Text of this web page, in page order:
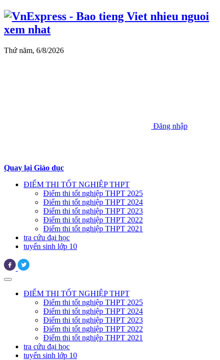
Thứ năm, 6/8/2026
Đăng nhập
Quay lại Giáo dục
ĐIỂM THI TỐT NGHIỆP THPT
Điểm thi tốt nghiệp THPT 2025
Điểm thi tốt nghiệp THPT 2024
Điểm thi tốt nghiệp THPT 2023
Điểm thi tốt nghiệp THPT 2022
Điểm thi tốt nghiệp THPT 2021
tra cứu đại học
tuyển sinh lớp 10
ĐIỂM THI TỐT NGHIỆP THPT
Điểm thi tốt nghiệp THPT 2025
Điểm thi tốt nghiệp THPT 2024
Điểm thi tốt nghiệp THPT 2023
Điểm thi tốt nghiệp THPT 2022
Điểm thi tốt nghiệp THPT 2021
tra cứu đại học
tuyển sinh lớp 10